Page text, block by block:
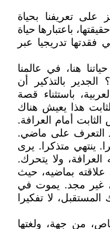
على تعريفنا بحياة
باعتبارها حياة
فقدتها تدريجيا عبر
هنا، في عالمنا
بالتذكير أن
باستثناء قصة
هذا يعيش هناك
أمام العرافة.
التعرف على ماضي.
ينتهي متذكرا. يرى
ولا يتحرك.
بماضيه، حيث
غير مجد. يموت في
لا تفكيرا
من جهة، ولغتها